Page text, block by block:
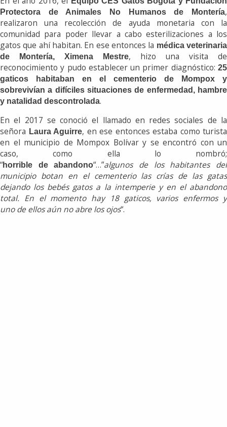
Protectora de Animales No Humanos de Montería,
realizaron una recolección de ayuda monetaria con la
comunidad para poder llevar a cabo esterilizaciones a los
gatos que ahí habitan. En ese entonces la médica veterinaria
de Montería, Ximena Mestre, hizo una visita de
reconocimiento y pudo establecer un primer diagnóstico: 25
gaticos habitaban en el cementerio de Mompox y
sobrevivían a difíciles situaciones de enfermedad, hambre
y natalidad descontrolada.
En el 2017 se conoció el llamado en redes sociales de la
señora Laura Aguirre, en ese entonces estaba como turista
en el municipio de Mompox Bolívar y se encontró con un
caso, como ella lo nombró;
“horrible deabandono“…”algunos delos habitantes del
municipio botan en el cementeriolas crías delas gatas
dejando los bebés gatos a la intemperie y en el abandono
total. En el momento hay 18 gaticos, varios enfermos y
unodeellos aún no abre los ojos“.